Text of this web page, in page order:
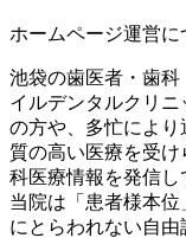
ホームページ運営に
池袋の歯医者・歯科
イルデンタルクリ
の方や、多忙によ
質の高い医療を受
科医療情報を発信し
当院は「患者様本
にとらわれない自